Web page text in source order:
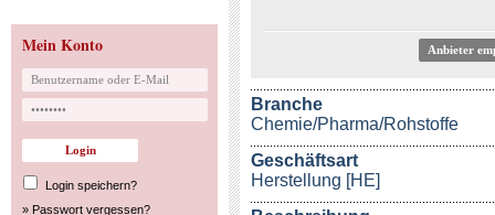
Mein Konto
Login speichern?
» Passwort vergessen?
Anbieter
Branche
Chemie/Pharma/Rohstoffe
Geschäftsart
Herstellung [HE]